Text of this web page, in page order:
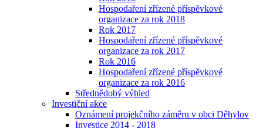
Hospodaření zřízené příspěvkové
organizace za rok 2018
Rok 2017
Hospodaření zřízené příspěvkové
organizace za rok 2017
Rok 2016
Hospodaření zřízené příspěvkové
organizace za rok 2016
Střednědobý výhled
Investiční akce
Oznámení projekčního záměru v obci Děhylov
Investice 2014 - 2018